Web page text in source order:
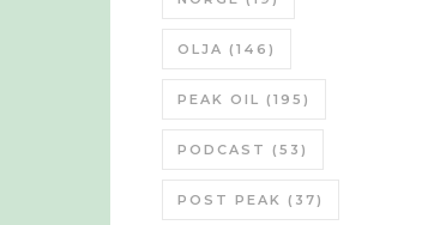
OLJA (146)
PEAK OIL (195)
PODCAST (53)
POST PEAK (37)